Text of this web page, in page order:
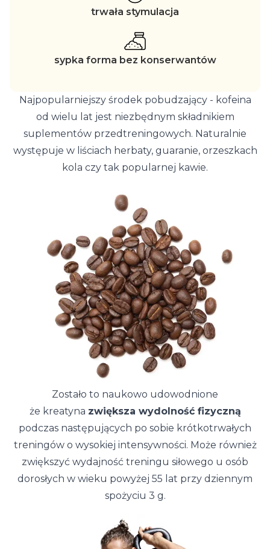
trwała stymulacja
sypka forma bez konserwantów
Najpopularniejszy środek pobudzający - kofeina
od wielu lat jest niezbędnym składnikiem
suplementów przedtreningowych. Naturalnie
występuje w liściach herbaty, guaranie, orzeszkach
kola czy tak popularnej kawie.
Zostało to naukowo udowodnione
że kreatyna zwiększa wydolność fizyczną
podczas następujących po sobie krótkotrwałych
treningów o wysokiej intensywności. Może również
zwiększyć wydajność treningu siłowego u osób
dorosłych w wieku powyżej 55 lat przy dziennym
spożyciu 3 g.